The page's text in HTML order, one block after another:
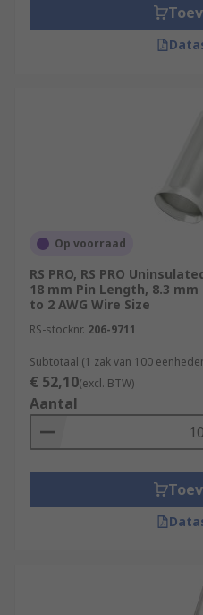
Op voorraad
RS PRO, RS PRO
18 mm Pin Length, 8.3
to 2 AWG Wire Size
RS-stocknr. 206-9711
Subtotaal (1 zak van 100
€ 52,10(excl. BTW)
Aantal